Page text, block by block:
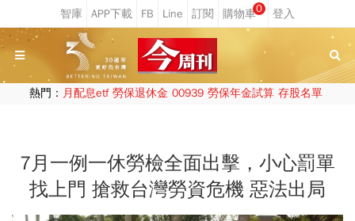
0
熱門： 月配息etf 勞保退休金 00939 勞保年金試算 存股名單
7月一例一休勞檢全面出擊，小心罰單
找上門 搶救台灣勞資危機 惡法出局